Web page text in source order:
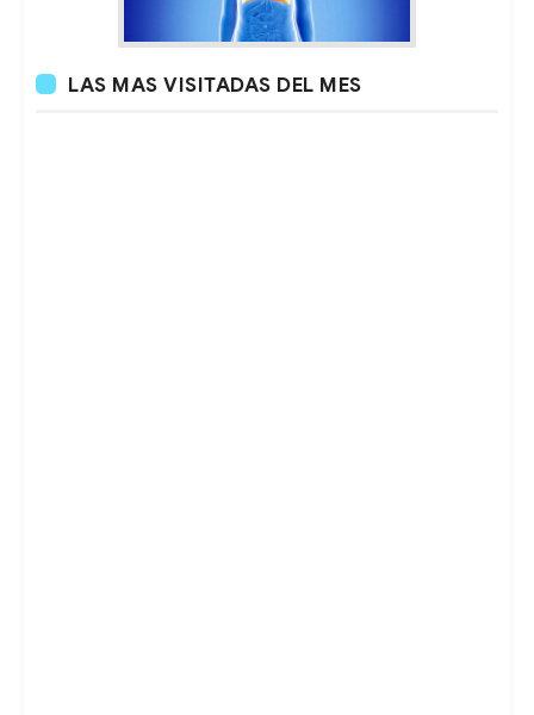
LAS MAS VISITADAS DEL MES